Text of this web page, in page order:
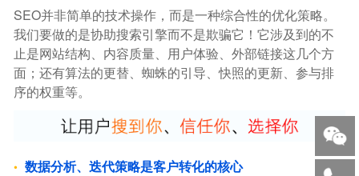
SEO并非简单的技术操作，而是一种综合性的优化策略。
我们要做的是协助搜索引擎而不是欺骗它！它涉及到的不
止是网站结构、内容质量、用户体验、外部链接这几个方
面；还有算法的更替、蜘蛛的引导、快照的更新、参与排
序的权重等。
数据分析、迭代策略是客户转化的核心